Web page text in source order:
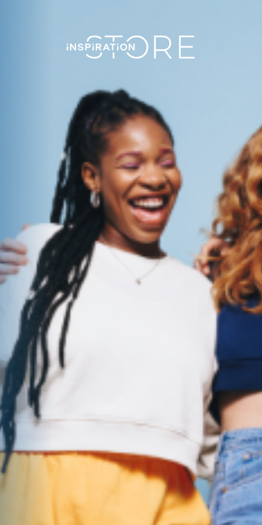
JAK NAKOUPIT
PÉČE O ZÁKAZNÍKY
INFORMACE O COOKIES
UŽITEČNÉ ODKAZY
Zákaz prodeje tabákových výrobků, kuřáckých
pomůcek, bylinných výrobků určených ke
kouření, nikotinových výrobků a elektronických
cigaret osobám mladším 18 let.